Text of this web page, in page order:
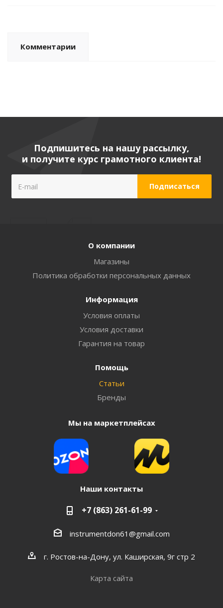
Комментарии
Подпишитесь на нашу рассылку,
и получите курс грамотного клиента!
О компании
Магазины
Политика обработки персональных данных
Информация
Условия оплаты
Условия доставки
Гарантия на товар
Помощь
Статьи
Бренды
Мы на маркетплейсах
Наши контакты
+7 (863) 261-61-99
instrumentdon61@gmail.com
г. Ростов-на-Дону, ул. Каширская, 9г стр 2
Карта сайта